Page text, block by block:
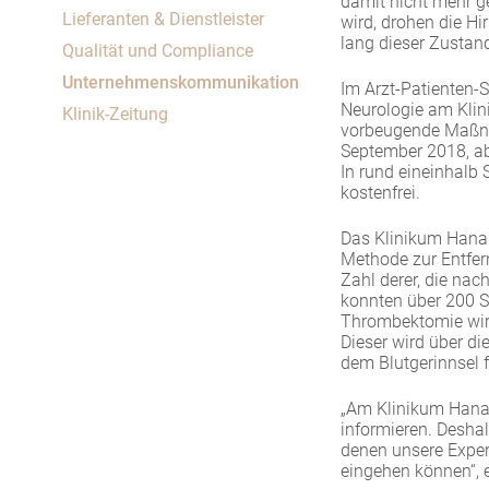
Lieferanten & Dienstleister
Qualität und Compliance
Unternehmenskommunikation
Klinik-Zeitung
wird, drohen die
lang dieser
Im Arzt-Patienten-
Neurologie am
vorbeugende
September 2018,
In rund eineinhalb
kostenfrei.
Das Klinikum
Methode zur
Zahl derer, die
konnten über 200
Thrombektomie
Dieser wird über
dem Blutgerinnsel
„Am Klinikum
informieren.
denen unsere
eingehen
Plattformen anzeigen zu können, werden von
diesen externen Medien Cookies gesetzt.
YouTube